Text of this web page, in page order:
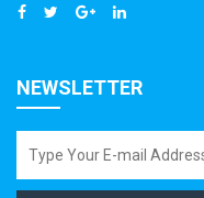
NEWSLETTER